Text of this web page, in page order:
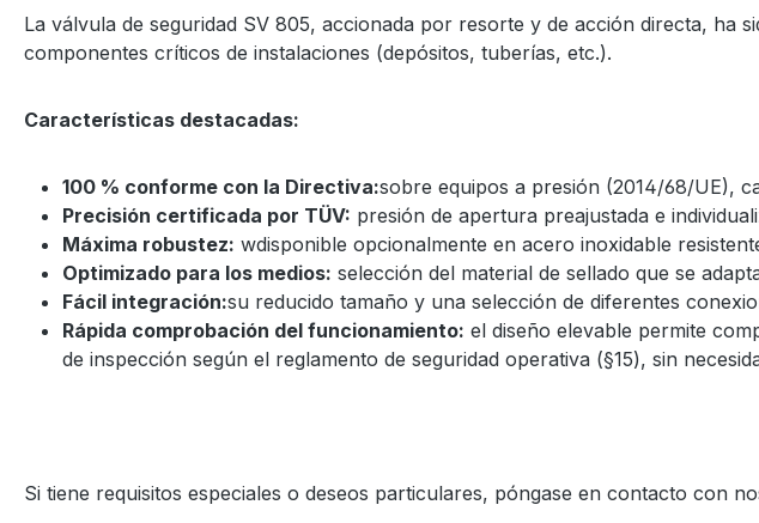
La válvula de seguridad SV 805, accionada por resorte y de acción directa, ha
componentes críticos de instalaciones (depósitos, tuberías, etc.).
Características destacadas:
100 % conforme con la Directiva:sobre equipos a presión (2014/68/UE),
Precisión certificada por TÜV: presión de apertura preajustada e
Máxima robustez: wdisponible opcionalmente en acero inoxidable
Optimizado para los medios: selección del material de sellado que se
Fácil integración:su reducido tamaño y una selección de diferentes
Rápida comprobación del funcionamiento: el diseño elevable permite
de inspección según el reglamento de seguridad operativa (§15), sin
Si tiene requisitos especiales o deseos particulares, póngase en contacto con